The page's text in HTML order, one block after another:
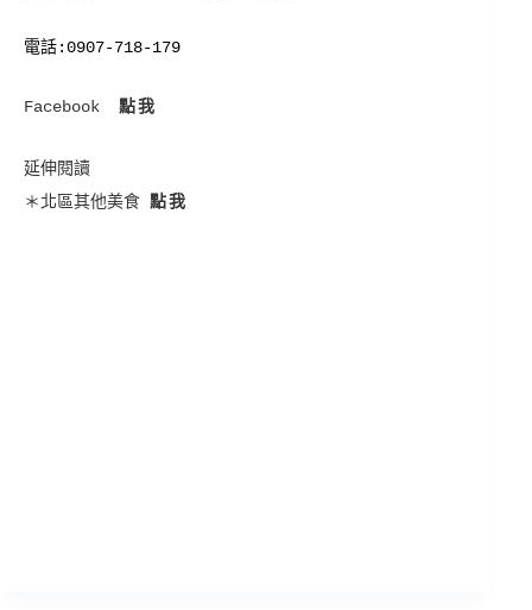
電話:0907-718-179
Facebook 點我
延伸閱讀
＊北區其他美食 點我